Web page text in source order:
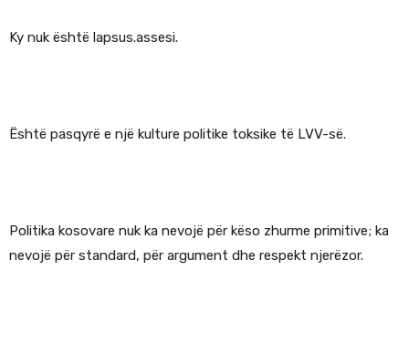
Ky nuk është lapsus.assesi.
Është pasqyrë e një kulture politike toksike të LVV-së.
Politika kosovare nuk ka nevojë për këso zhurme primitive; ka
nevojë për standard, për argument dhe respekt njerëzor.